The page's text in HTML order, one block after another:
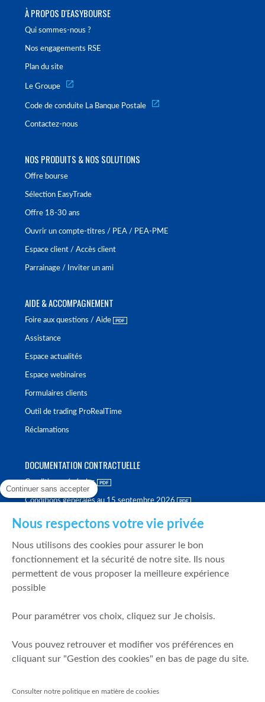
À PROPOS D'EASYBOURSE
Qui sommes-nous ?
Nos engagements RSE
Plan du site
Le Groupe
Code de conduite La Banque Postale
Contactez-nous
NOS PRODUITS & NOS SOLUTIONS
Offre bourse
Sélection EasyTrade
Offre 18-30 ans
Ouvrir un compte-titres / PEA / PEA-PME
Espace client / Accès client
Parrainage / Inviter un ami
AIDE & ACCOMPAGNEMENT
Foire aux questions / Aide
Assistance
Espace actualités
Espace webinaires
Formulaires clients
Outil de trading ProRealTime
Réclamations
DOCUMENTATION CONTRACTUELLE
Conditions générales
Conditions générales au 15 septembre 2026
Politique de meilleure sélection
Politique de durabilité
Fonds de garantie des dépôts et de résolution
Mentions légales
Prévention de la fraude
Continuer sans accepter
Nous respectons votre vie privée
Nous utilisons des cookies pour assurer le bon
fonctionnement et la sécurité de notre site. Ils nous
permettent de vous proposer la meilleure expérience
possible
Pour paramétrer vos choix, cliquez sur Je choisis.
Vous pouvez retrouver et modifier vos préférences en
cliquant sur "Gestion des cookies" en bas de page du site.
Consulter notre politique en matière de cookies